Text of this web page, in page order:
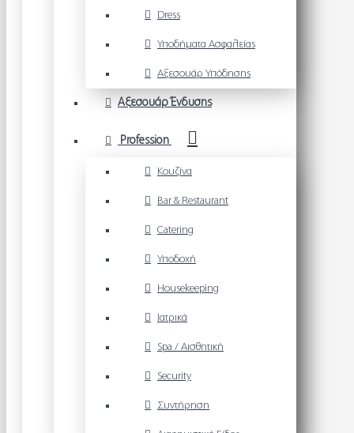
Dress
Υποδήματα Ασφαλείας
Αξεσουάρ Υπόδησης
Αξεσουάρ Ένδυσης
Profession
Κουζίνα
Bar & Restaurant
Catering
Υποδοχή
Housekeeping
Ιατρικά
Spa / Αισθητική
Security
Συντήρηση